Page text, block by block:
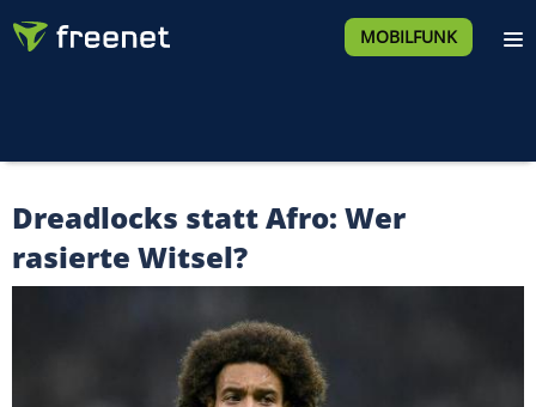
MOBILFUNK
Dreadlocks statt Afro: Wer
rasierte Witsel?